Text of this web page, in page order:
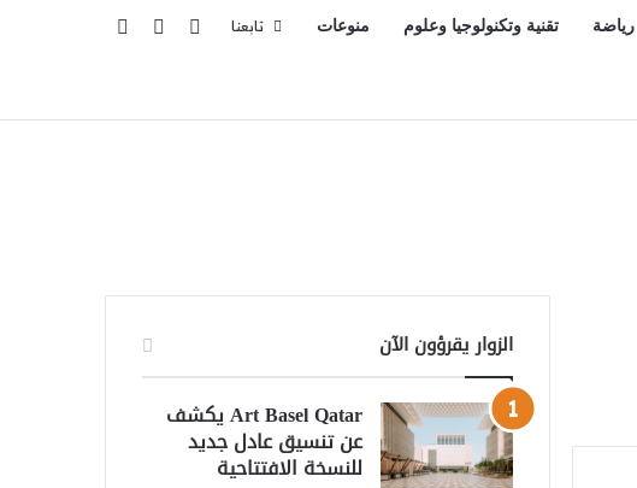
رياضة تقنية وتكنولوجيا وعلوم منوعات تابعنا تسجيل الدخول
إضافة عمود
الزوار يقرؤون الآن
Art Basel Qatar يكشف
عن تنسيق عادل جديد
للنسخة الافتتاحية